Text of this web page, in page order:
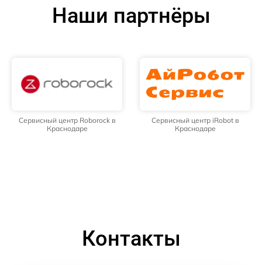
Наши партнёры
Сервисный центр Roborock в
Краснодаре
Сервисный центр iRobot в
Краснодаре
Контакты